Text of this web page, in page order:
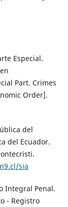
Especial.
Part. Crimes
Order].
del
del Ecuador.
sia
Integral Penal.
- Registro